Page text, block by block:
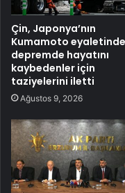
Çin, Japonya’nın
Kumamoto
depremde hayatını
kaybedenler için
taziyelerini iletti
Ağustos 9, 2026